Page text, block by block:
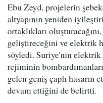
Ebu Zeyd, projelerin
altyapının yeniden
ortaklıkları
geliştireceğini ve elektrik
söyledi. Suriye'nin elektrik
rejiminin
gelen geniş çaplı hasarın
devam ettiğini de belirtti.